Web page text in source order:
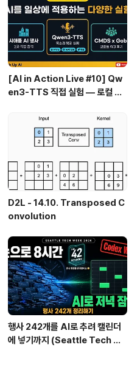
[AI in Action Live #10] Qw
en3-TTS 직접 실험 — 로컬 설
D2L - 14.10. Transposed C
onvolution
행사 242개를 AI로 추려 캘린더
에 넣기까지 (Seattle Tech We